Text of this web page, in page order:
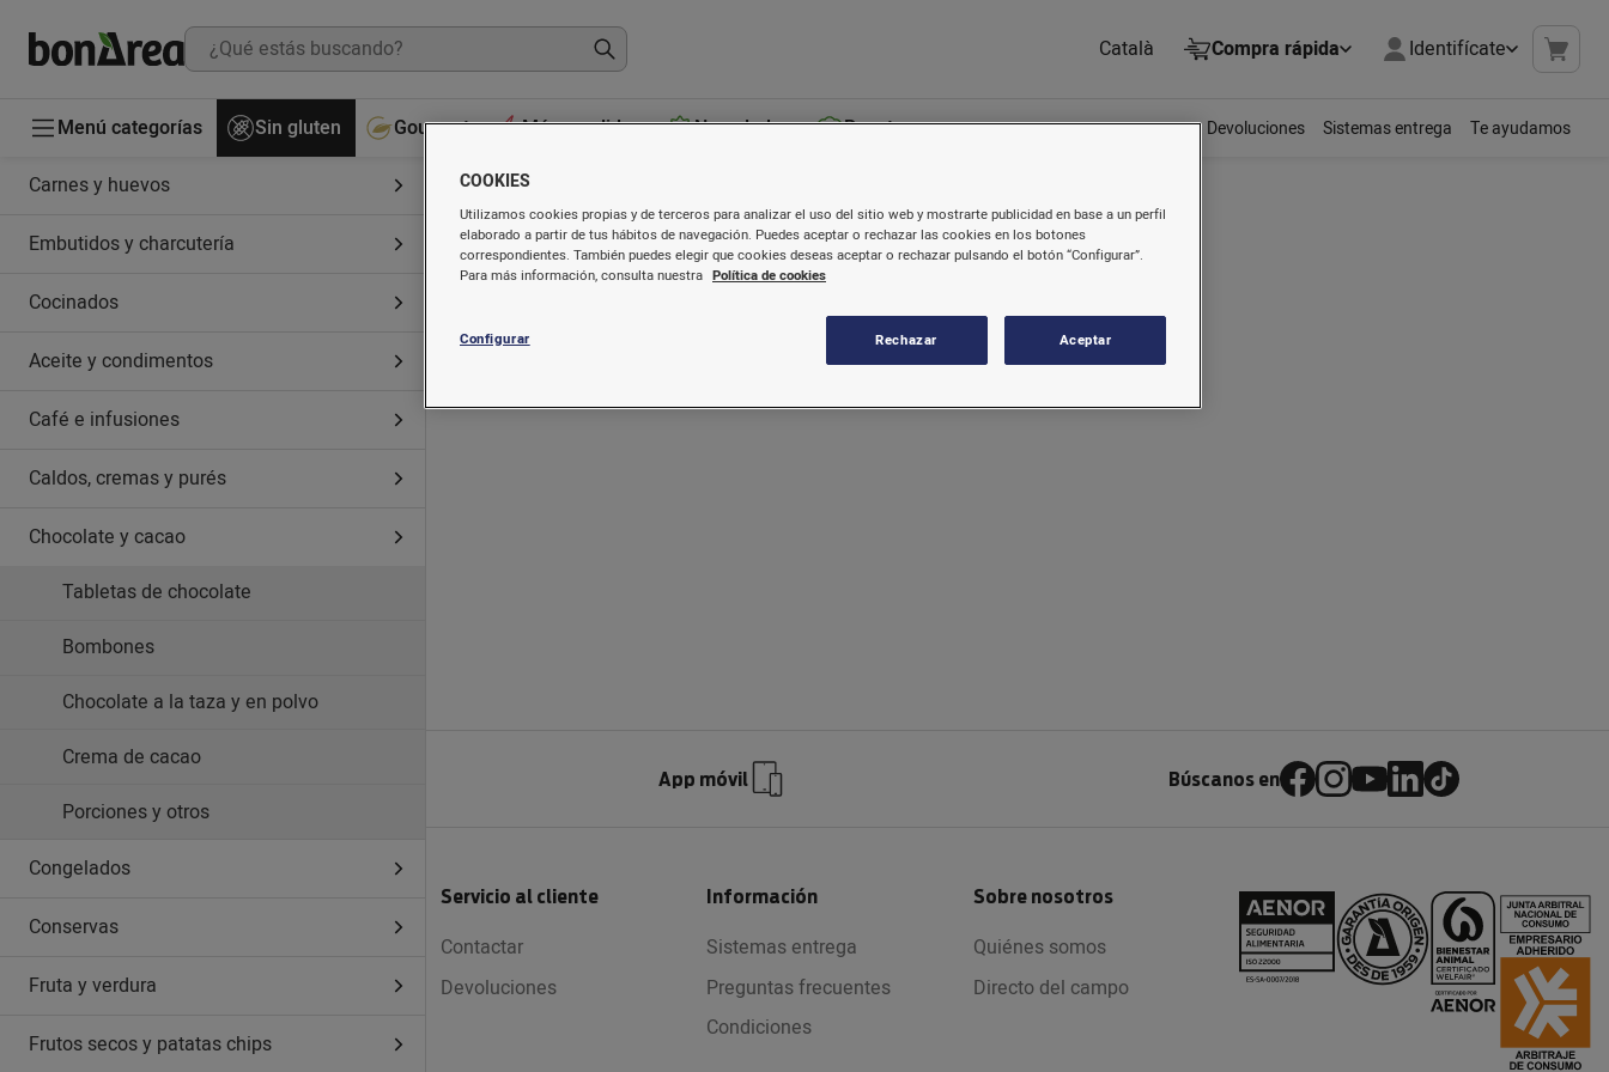
Català Compra rápida Identifícate
Menú categorías Sin gluten Gourmet Más vendidos Novedades Recetas Devoluciones Sistemas entrega Te ayudamos
Carnes y huevos
Embutidos y charcutería
Cocinados
Aceite y condimentos
Café e infusiones
Caldos, cremas y purés
Chocolate y cacao
Tabletas de chocolate
Bombones
Chocolate a la taza y en polvo
Crema de cacao
Porciones y otros
Congelados
Conservas
Fruta y verdura
Frutos secos y patatas chips
App móvil Búscanos en
Servicio al cliente
Contactar
Devoluciones
Información
Sistemas entrega
Preguntas frecuentes
Condiciones
Sobre nosotros
Quiénes somos
Directo del campo
COOKIES
Utilizamos cookies propias y de terceros para analizar el uso del sitio web y mostrarte publicidad en base a un perfil
elaborado a partir de tus hábitos de navegación. Puedes aceptar o rechazar las cookies en los botones
correspondientes. También puedes elegir que cookies deseas aceptar o rechazar pulsando el botón “Configurar”.
Para más información, consulta nuestra Política de cookies
Configurar Rechazar Aceptar